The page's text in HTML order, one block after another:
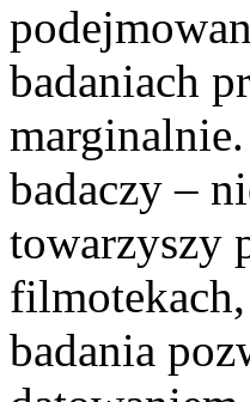
badaniach
badaczy –
towarzyszy
badania